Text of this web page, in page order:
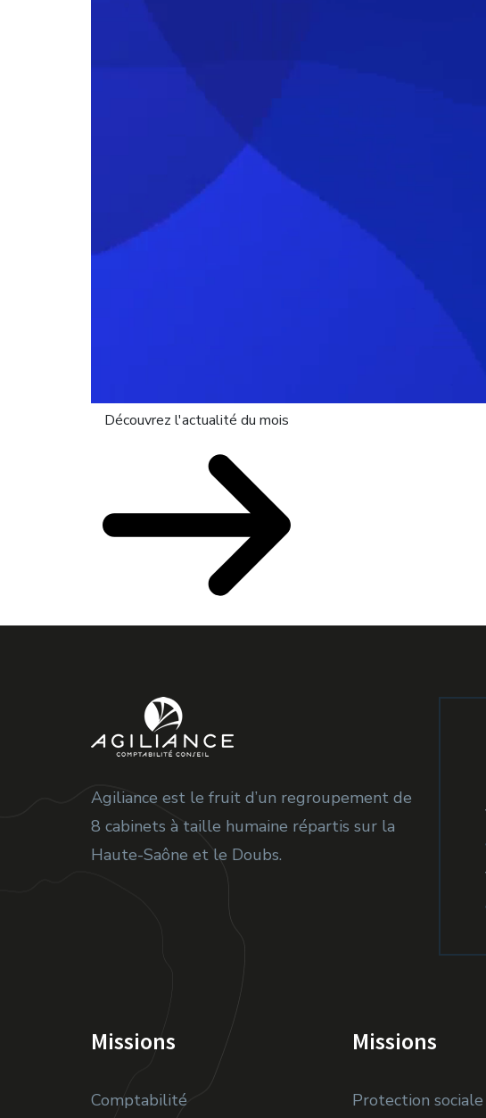
Découvrez l'actualité du mois
Agiliance est le fruit d’un regroupement de
8 cabinets à taille humaine répartis sur la
Haute-Saône et le Doubs.
Missions
Comptabilité
Missions
Protection sociale